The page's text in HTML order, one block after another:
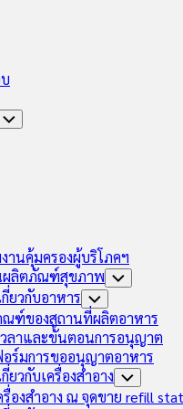
Toggle
านคุ้มครองผู้บริโภคฯ
ผลิตภัณฑ์สุขภาพ Toggle
ยวกับอาหาร Toggle
Child
Menu
ณฑ์ของสถานที่ผลิตอาหาร
วลาและขั้นตอนการอนุญาต
ร์มการขออนุญาตอาหาร
ยวกับเครื่องสำอาง Toggle
Child
รื่องสำอาง ณ จุดขาย refill